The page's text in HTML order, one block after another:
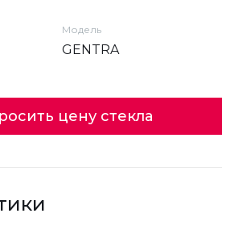
Модель
GENTRA
цену стекла